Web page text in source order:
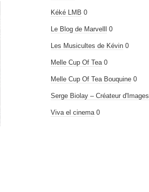
Kéké LMB 0
Le Blog de Marvelll 0
Les Musicultes de Kévin 0
Melle Cup Of Tea 0
Melle Cup Of Tea Bouquine 0
Serge Biolay – Créateur d'Images
Viva el cinema 0